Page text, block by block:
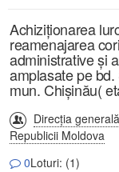
Achiziționarea
reamenajarea
administrative și
amplasate pe
mun. Chișinău(
Direcția
Republicii Moldova
0Loturi: (1)